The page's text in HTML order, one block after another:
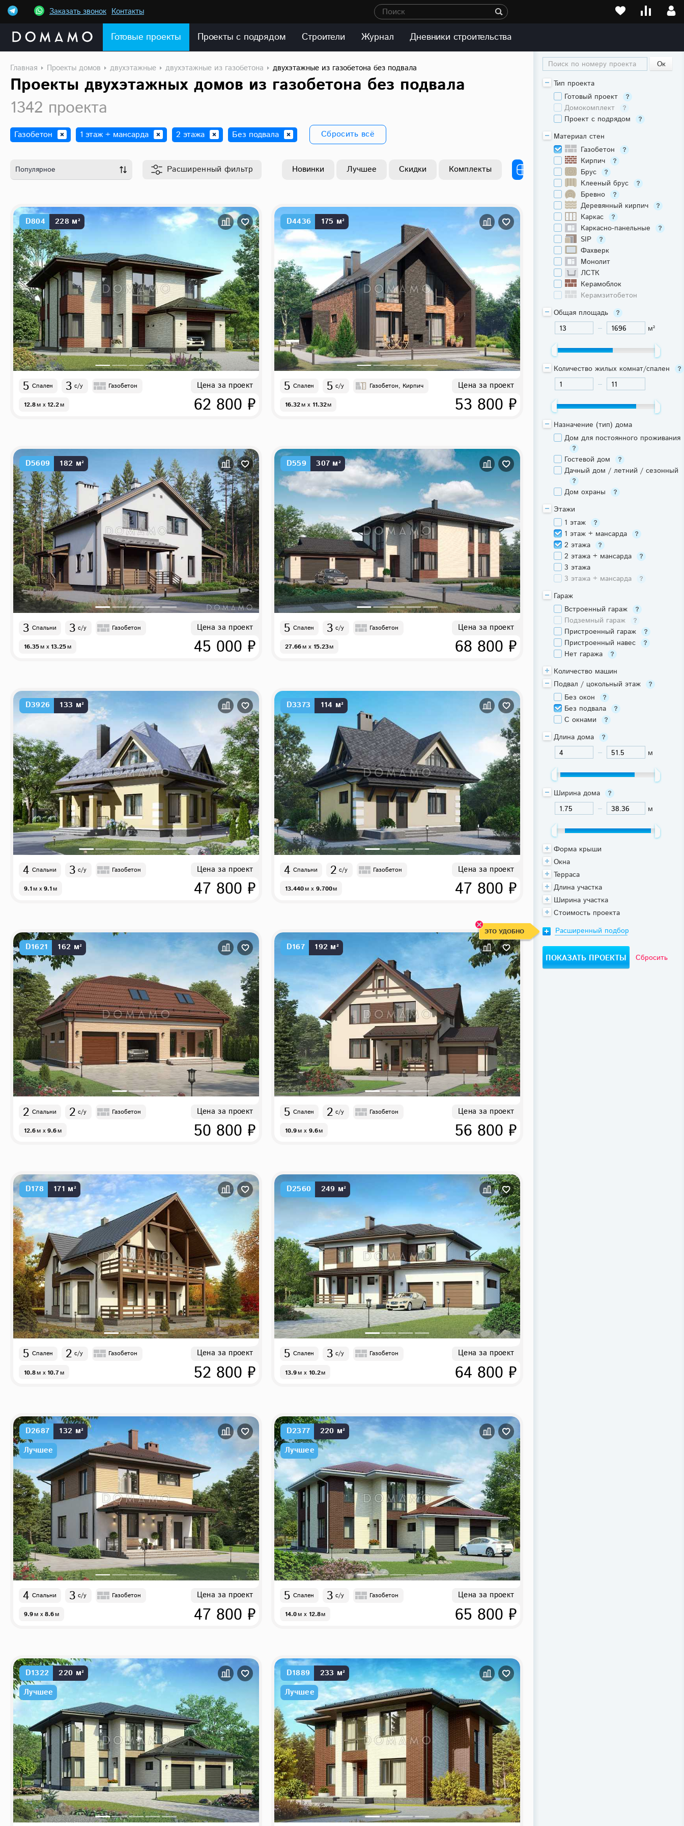
Заказать звонок Контакты Поиск
Готовые проекты Проекты с подрядом Строители Журнал Дневники строительства
Главная Проекты домов двухэтажные двухэтажные из газобетона двухэтажные из газобетона без подвала
Проекты двухэтажных домов из газобетона без подвала
1342 проекта
Газобетон 1 этаж + мансарда 2 этажа Без подвала Сбросить всё
Популярное Расширенный фильтр Новинки Лучшее Скидки Комплекты
D804 228 м²
5 Спален 3 с/у Газобетон
12.8м x 12.2м
Цена за проект
62 800 ₽
D4436 175 м²
5 Спален 5 с/у Газобетон, Кирпич
16.32м x 11.32м
Цена за проект
53 800 ₽
D5609 182 м²
3 Спальни 3 с/у Газобетон
16.35м x 13.25м
Цена за проект
45 000 ₽
D559 307 м²
5 Спален 3 с/у Газобетон
27.66м x 15.23м
Цена за проект
68 800 ₽
D3926 133 м²
4 Спальни 3 с/у Газобетон
9.1м x 9.1м
Цена за проект
47 800 ₽
D3373 114 м²
4 Спальни 2 с/у Газобетон
13.440м x 9.700м
Цена за проект
47 800 ₽
D1621 162 м²
2 Спальни 2 с/у Газобетон
12.6м x 9.6м
Цена за проект
50 800 ₽
D167 192 м²
5 Спален 2 с/у Газобетон
10.9м x 9.6м
Цена за проект
56 800 ₽
D178 171 м²
5 Спален 2 с/у Газобетон
10.8м x 10.7м
Цена за проект
52 800 ₽
D2560 249 м²
5 Спален 3 с/у Газобетон
13.9м x 10.2м
Цена за проект
64 800 ₽
D2687
132 м²
Лучшее
4 Спальни 3 с/у Газобетон
9.9м x 8.6м
Цена за проект
47 800 ₽
D2377
220 м²
Лучшее
5 Спален 3 с/у Газобетон
14.0м x 12.8м
Цена за проект
65 800 ₽
D1322
220 м²
Лучшее
D1889
233 м²
Лучшее
Поиск по номеру проекта
Тип проекта
Готовый проект
Домокомплект
Проект с подрядом
Материал стен
Газобетон
Кирпич
Брус
Клееный брус
Бревно
Деревянный кирпич
Каркас
Каркасно-панельные
SIP
Фахверк
Монолит
ЛСТК
Керамоблок
Керамзитобетон
Общая площадь
м²
Количество жилых комнат/спален
Назначение (тип) дома
Дом для постоянного проживания
Гостевой дом
Дачный дом / летний / сезонный
Дом охраны
Этажи
1 этаж
1 этаж + мансарда
2 этажа
2 этажа + мансарда
3 этажа
3 этажа + мансарда
Гараж
Встроенный гараж
Подземный гараж
Пристроенный гараж
Пристроенный навес
Нет гаража
Количество машин
Подвал / цокольный этаж
Без окон
Без подвала
С окнами
Длина дома
м
Ширина дома
м
Форма крыши
Окна
Терраса
Длина участка
Ширина участка
Стоимость проекта
ЭТО УДОБНО Расширенный подбор
Сбросить